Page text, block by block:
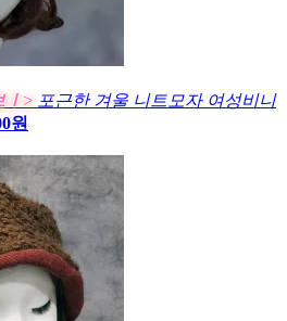
Ⅰ> 포근한 겨울 니트모자 여성비니
원